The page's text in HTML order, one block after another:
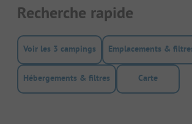
Recherche rapide
Voir les 3 campings Emplacements &
Hébergements & filtres Carte